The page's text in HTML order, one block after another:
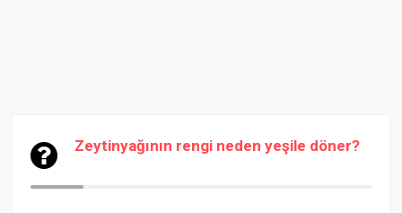
Zeytinyağının rengi neden yeşile döner?